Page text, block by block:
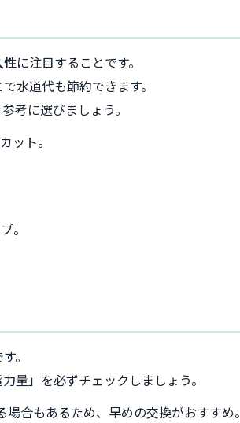
性に注目することです。
水道代も節約できます。
考に選びましょう。
ット。
。
。
量」を必ずチェックしましょう。
合もあるため、早めの交換がおすすめ。